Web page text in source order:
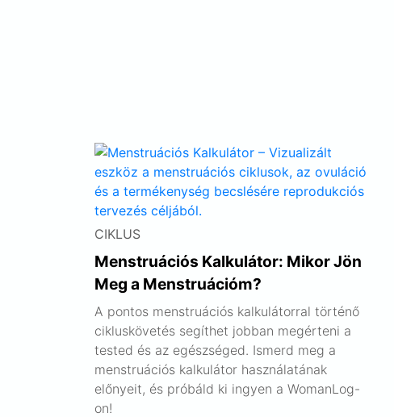
CIKLUS
Menstruációs Kalkulátor: Mikor Jön
Meg a Menstruációm?
A pontos menstruációs kalkulátorral történő
cikluskövetés segíthet jobban megérteni a
tested és az egészséged. Ismerd meg a
menstruációs kalkulátor használatának
előnyeit, és próbáld ki ingyen a WomanLog-
on!